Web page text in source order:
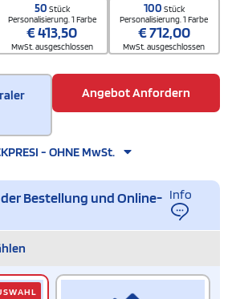
50 Stück
Personalisierung. 1 Farbe
€413,50
MwSt. ausgeschlossen
100 Stück
Personalisierung. 1 Farbe
€712,00
MwSt. ausgeschlossen
Angebot Anfordern
- OHNE MwSt.
Bestellung und Online- Info